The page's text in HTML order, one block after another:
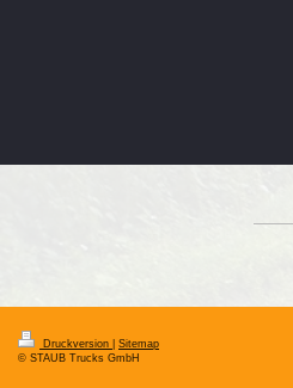
Druckversion
Sitemap
© STAUB Trucks GmbH